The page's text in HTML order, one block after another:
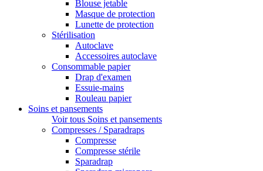
Blouse jetable
Masque de protection
Lunette de protection
Stérilisation
Autoclave
Accessoires autoclave
Consommable papier
Drap d'examen
Essuie-mains
Rouleau papier
Soins et pansements
Voir tous Soins et pansements
Compresses / Sparadraps
Compresse
Compresse stérile
Sparadrap